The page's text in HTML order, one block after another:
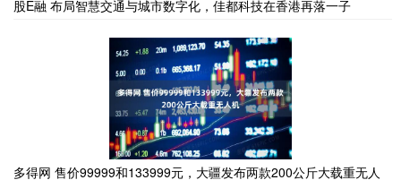
股E融 布局智慧交通与城市数字化，佳都科技在香港再落一子
多得网 售价99999和133999元，大疆发布两款200公斤大载重无人